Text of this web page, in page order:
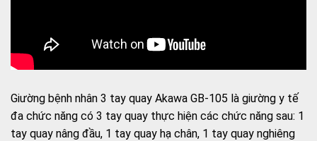
Giường bệnh nhân 3 tay quay Akawa GB-105 là giường y tế
đa chức năng có 3 tay quay thực hiện các chức năng sau: 1
tay quay nâng đầu, 1 tay quay hạ chân, 1 tay quay nghiêng